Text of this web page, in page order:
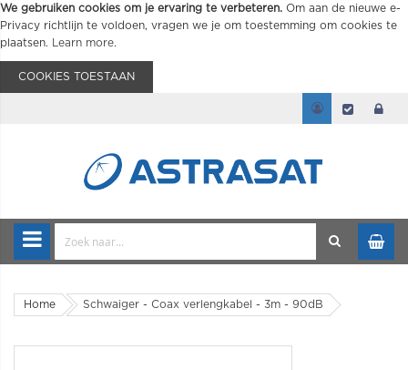
We gebruiken cookies om je ervaring te verbeteren. Om aan de nieuwe e-
Privacy richtlijn te voldoen, vragen we je om toestemming om cookies te
plaatsen.
Learn more.
COOKIES TOESTAAN
Home Schwaiger - Coax verlengkabel - 3m - 90dB